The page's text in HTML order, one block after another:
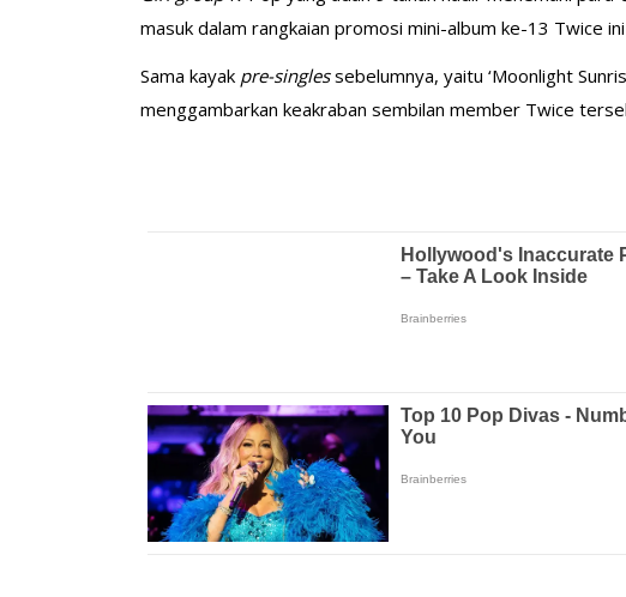
masuk dalam rangkaian promosi mini-album ke-13 Twice
Sama kayak pre-singlessebelumnya, yaitu ‘Moonlight
menggambarkan keakraban sembilan member Twice